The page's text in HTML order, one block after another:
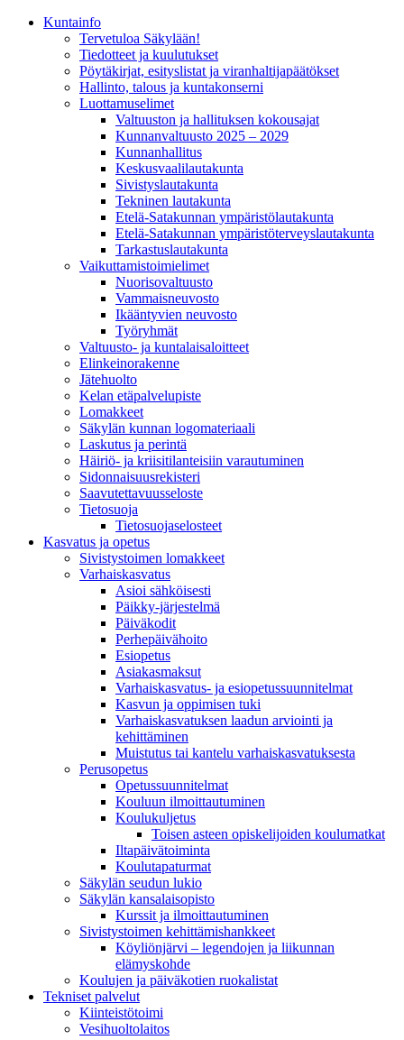
Kunta­info
Tervetuloa Säkylään!
Tiedotteet ja kuulutukset
Pöytäkirjat, esityslistat ja viranhaltijapäätökset
Hallinto, talous ja kuntakonserni
Luottamuselimet
Valtuuston ja hallituksen kokousajat
Kunnanvaltuusto 2025 – 2029
Kunnanhallitus
Keskusvaalilautakunta
Sivistyslautakunta
Tekninen lautakunta
Etelä-Satakunnan ympäristölautakunta
Etelä-Satakunnan ympäristöterveyslautakunta
Tarkastuslautakunta
Vaikuttamistoimielimet
Nuorisovaltuusto
Vammaisneuvosto
Ikääntyvien neuvosto
Työryhmät
Valtuusto- ja kuntalaisaloitteet
Elinkeinorakenne
Jätehuolto
Kelan etäpalvelupiste
Lomakkeet
Säkylän kunnan logomateriaali
Laskutus ja perintä
Häiriö- ja kriisitilanteisiin varautuminen
Sidonnaisuusrekisteri
Saavutettavuusseloste
Tietosuoja
Tietosuojaselosteet
Kasvatus ja opetus
Sivistystoimen lomakkeet
Varhaiskasvatus
Asioi sähköisesti
Päikky-järjestelmä
Päiväkodit
Perhepäivähoito
Esiopetus
Asiakasmaksut
Varhaiskasvatus- ja esiopetussuunnitelmat
Kasvun ja oppimisen tuki
Varhaiskasvatuksen laadun arviointi ja
kehittäminen
Muistutus tai kantelu varhaiskasvatuksesta
Perusopetus
Opetussuunnitelmat
Kouluun ilmoittautuminen
Koulukuljetus
Toisen asteen opiskelijoiden koulumatkat
Iltapäivätoiminta
Koulutapaturmat
Säkylän seudun lukio
Säkylän kansalaisopisto
Kurssit ja ilmoittautuminen
Sivistystoimen kehittämishankkeet
Köyliönjärvi – legendojen ja liikunnan
elämyskohde
Koulujen ja päiväkotien ruokalistat
Tekniset palvelut
Kiinteistötoimi
Vesihuoltolaitos